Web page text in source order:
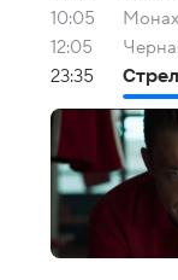
10:05
12:05
23:35